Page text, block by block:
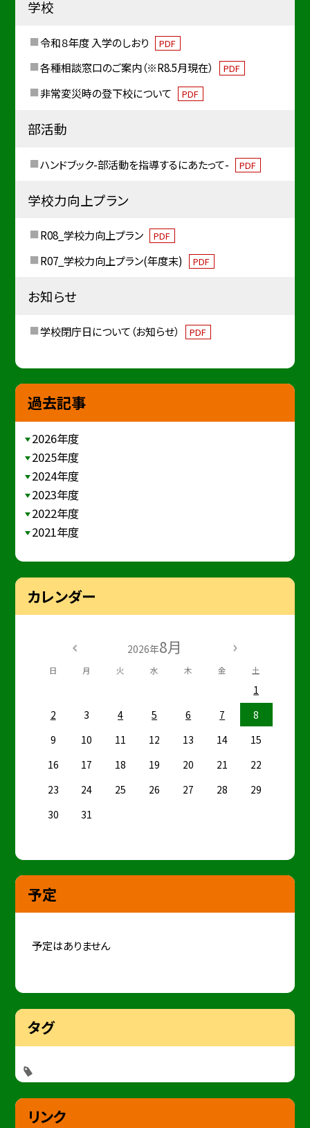
学校
令和８年度 入学のしおり PDF
各種相談窓口のご案内（※R8.5月現在） PDF
非常変災時の登下校について PDF
部活動
ハンドブック-部活動を指導するにあたって- PDF
学校力向上プラン
R08_学校力向上プラン PDF
R07_学校力向上プラン(年度末) PDF
お知らせ
学校閉庁日について（お知らせ） PDF
過去記事
2026年度
2025年度
2024年度
2023年度
2022年度
2021年度
カレンダー
2026年8月
日 月 火 水 木 金 土
1
2
3 4 5 6 7
8
9
10 11 12 13 14
15
16
17 18 19 20 21
22
23
24 25 26 27 28
29
30
31
予定
予定はありません
タグ
リンク